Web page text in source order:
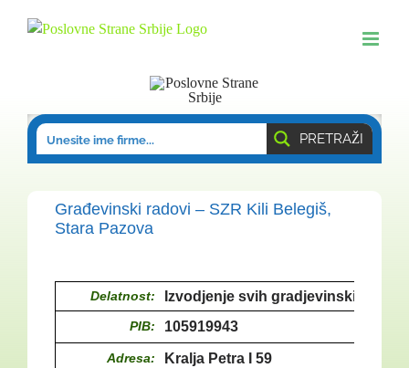
PRETRAŽI
Građevinski radovi – SZR Kili Belegiš,
Stara Pazova
Delatnost: Izvodjenje svih gradjevinskih
PIB: 105919943
Adresa: Kralja Petra I 59